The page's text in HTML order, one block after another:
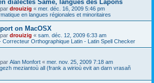
dialectes Same, langues des Lapons
drouizig « mer. déc. 16, 2009 5:46 pm
en langues régionales et minoritaires
on MacOSX
drouizig « sam. déc. 12, 2009 6:33 am
Correcteur Orthographique Latin - Latin Spell Checker
Alan Monfort « mer. nov. 25, 2009 7:18 am
meziantoù all (frank a wirioù evit an darn vrasañ